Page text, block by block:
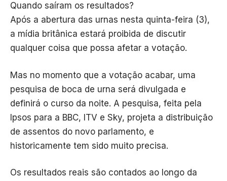
Quando saíram os resultados?
Após a abertura das urnas nesta quinta-feira (3),
a mídia britânica estará proibida de discutir
qualquer coisa que possa afetar a votação.
Mas no momento que a votação acabar, uma
pesquisa de boca de urna será divulgada e
definirá o curso da noite. A pesquisa, feita pela
Ipsos para a BBC, ITV e Sky, projeta a distribuição
de assentos do novo parlamento, e
historicamente tem sido muito precisa.
Os resultados reais são contados ao longo da